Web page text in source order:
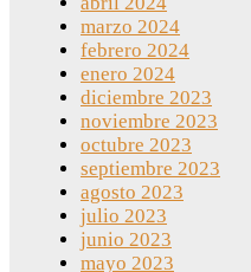
marzo 2024
febrero 2024
enero 2024
diciembre 2023
noviembre 2023
octubre 2023
septiembre 2023
agosto 2023
julio 2023
junio 2023
mayo 2023